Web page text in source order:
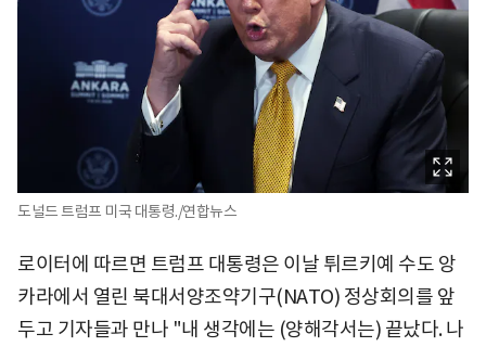
도널드 트럼프 미국 대통령./연합뉴스
로이터에 따르면 트럼프 대통령은 이날 튀르키예 수도 앙
카라에서 열린 북대서양조약기구(NATO) 정상회의를 앞
두고 기자들과 만나 "내 생각에는 (양해각서는) 끝났다. 나